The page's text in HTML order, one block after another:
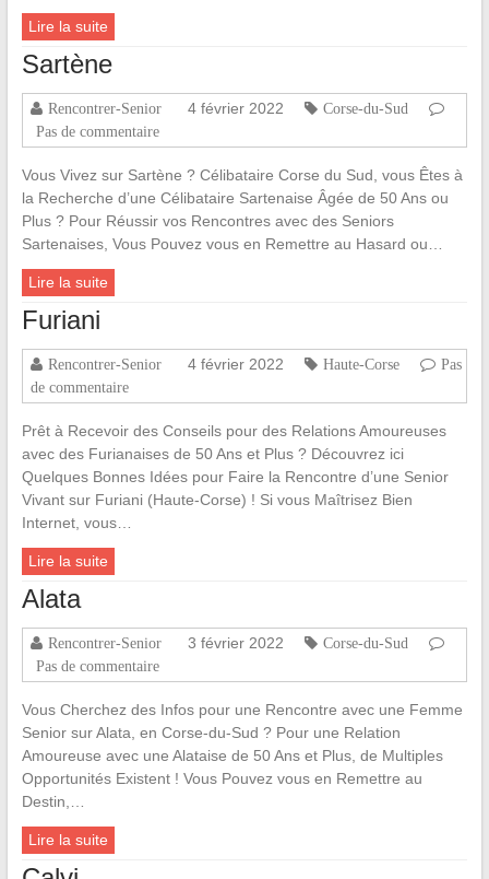
Lire la suite
Sartène
Rencontrer-Senior 4 février 2022
Corse-du-Sud
Pas de commentaire
Vous Vivez sur Sartène ? Célibataire Corse du Sud, vous Êtes à
la Recherche d’une Célibataire Sartenaise Âgée de 50 Ans ou
Plus ? Pour Réussir vos Rencontres avec des Seniors
Sartenaises, Vous Pouvez vous en Remettre au Hasard ou…
Lire la suite
Furiani
Rencontrer-Senior 4 février 2022 Haute-Corse
Pas
de commentaire
Prêt à Recevoir des Conseils pour des Relations Amoureuses
avec des Furianaises de 50 Ans et Plus ? Découvrez ici
Quelques Bonnes Idées pour Faire la Rencontre d’une Senior
Vivant sur Furiani (Haute-Corse) ! Si vous Maîtrisez Bien
Internet, vous…
Lire la suite
Alata
Rencontrer-Senior 3 février 2022
Corse-du-Sud
Pas de commentaire
Vous Cherchez des Infos pour une Rencontre avec une Femme
Senior sur Alata, en Corse-du-Sud ? Pour une Relation
Amoureuse avec une Alataise de 50 Ans et Plus, de Multiples
Opportunités Existent ! Vous Pouvez vous en Remettre au
Destin,…
Lire la suite